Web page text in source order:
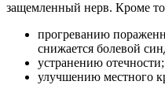
защемленный нерв. Кроме
прогреванию
снижается болевой
устранению отечности;
улучшению местного